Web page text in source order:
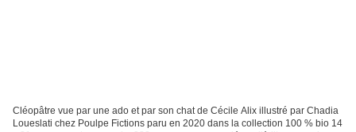
Cléopâtre vue par une ado et par son chat de Cécile Alix illustré par Chadia
Loueslati chez Poulpe Fictions paru en 2020 dans la collection 100 % bio 14